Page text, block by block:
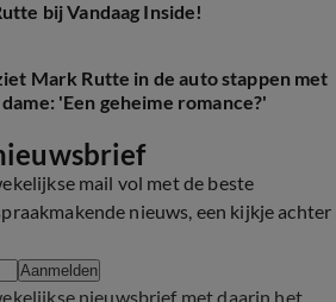
bij Vandaag Inside!
Mark Rutte in de auto stappen met
'Een geheime romance?'
mail vol met de beste
nieuws, een kijkje achter
Aanmelden
nieuwsbrief met daarin het